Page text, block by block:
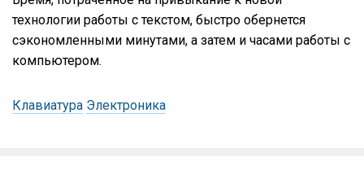
технологии работы с текстом, быстро обернется
сэкономленными минутами, а затем и часами работы с
компьютером.
Клавиатура Электроника